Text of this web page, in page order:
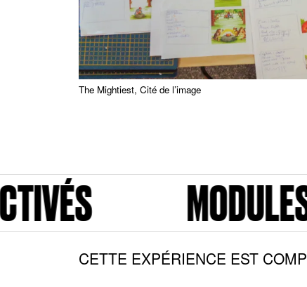
The Mightiest, Cité de l’image
MODULES
CETTE EXPÉRIENCE EST